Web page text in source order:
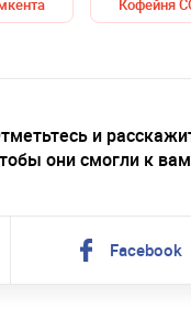
Кофейня
и
они смогли к
Facebook